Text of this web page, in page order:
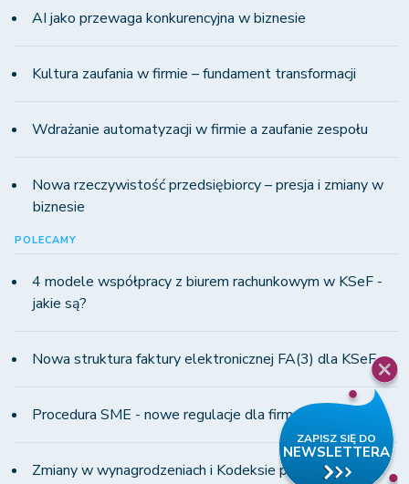
AI jako przewaga konkurencyjna w biznesie
Kultura zaufania w firmie – fundament transformacji
Wdrażanie automatyzacji w firmie a zaufanie zespołu
Nowa rzeczywistość przedsiębiorcy – presja i zmiany w
biznesie
POLECAMY
4 modele współpracy z biurem rachunkowym w KSeF -
jakie są?
Nowa struktura faktury elektronicznej FA(3) dla KSeF
Procedura SME - nowe regulacje dla firm MŚP
Zmiany w wynagrodzeniach i Kodeksie pracy w 2023 r.